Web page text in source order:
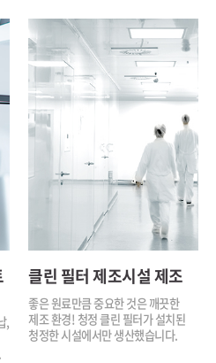
,
클린 필터제조시설 제조
좋은 원료만큼 중요한 것은깨끗한
제조 환경! 청정 클린 필터가 설치된
청정한 시설에서만 생산했습니다.